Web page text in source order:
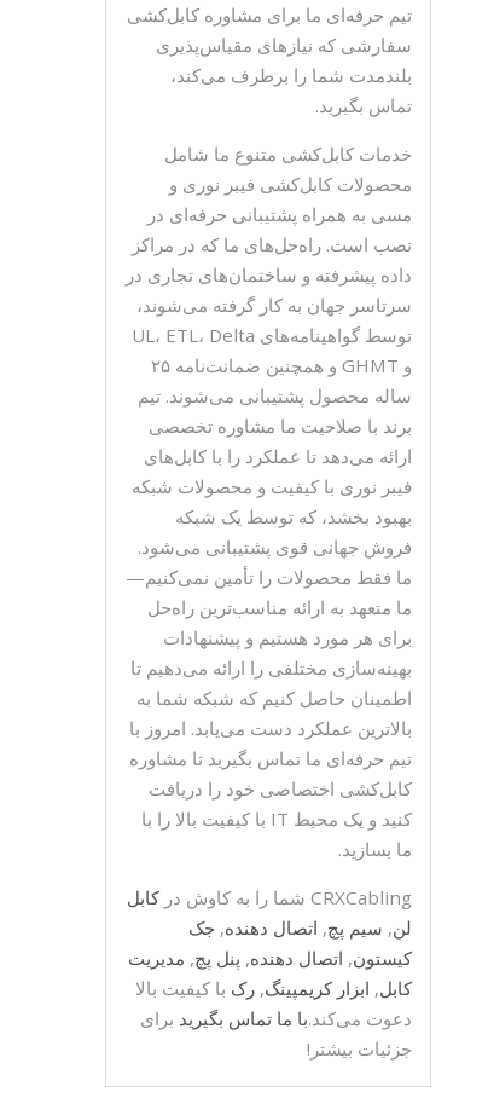
تیم حرفه‌ای ما برای مشاوره کابل‌کشی
سفارشی که نیازهای مقیاس‌پذیری
بلندمدت شما را برطرف می‌کند،
تماس بگیرید.
خدمات کابل‌کشی متنوع ما شامل
محصولات کابل‌کشی فیبر نوری و
مسی به همراه پشتیبانی حرفه‌ای در
نصب است. راه‌حل‌های ما که در مراکز
داده پیشرفته و ساختمان‌های تجاری در
سرتاسر جهان به کار گرفته می‌شوند،
توسط گواهینامه‌های UL، ETL، Delta
و GHMT و همچنین ضمانت‌نامه ۲۵
ساله محصول پشتیبانی می‌شوند. تیم
برند با صلاحیت ما مشاوره تخصصی
ارائه می‌دهد تا عملکرد را با کابل‌های
فیبر نوری با کیفیت و محصولات شبکه
بهبود بخشد، که توسط یک شبکه
فروش جهانی قوی پشتیبانی می‌شود.
ما فقط محصولات را تأمین نمی‌کنیم—
ما متعهد به ارائه مناسب‌ترین راه‌حل
برای هر مورد هستیم و پیشنهادات
بهینه‌سازی مختلفی را ارائه می‌دهیم تا
اطمینان حاصل کنیم که شبکه شما به
بالاترین عملکرد دست می‌یابد. امروز با
تیم حرفه‌ای ما تماس بگیرید تا مشاوره
کابل‌کشی اختصاصی خود را دریافت
کنید و یک محیط IT با کیفیت بالا را با
ما بسازید.
CRXCabling شما را به کاوش در
کابل
لن, سیم پچ, اتصال دهنده, جک
کیستون, اتصال دهنده, پنل پچ, مدیریت
کابل, ابزار کریمپینگ, رک با کیفیت بالا
دعوت می‌کند.با ما تماس بگیرید برای
جزئیات بیشتر!